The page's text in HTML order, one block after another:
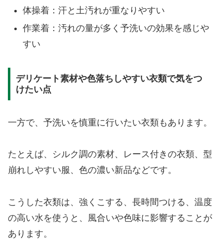
体操着：汗と土汚れが重なりやすい
作業着：汚れの量が多く予洗いの効果を感じや
すい
デリケート素材や色落ちしやすい衣類で気をつ
けたい点
一方で、予洗いを慎重に行いたい衣類もあります。
たとえば、シルク調の素材、レース付きの衣類、型
崩れしやすい服、色の濃い新品などです。
こうした衣類は、強くこする、長時間つける、温度
の高い水を使うと、風合いや色味に影響することが
あります。